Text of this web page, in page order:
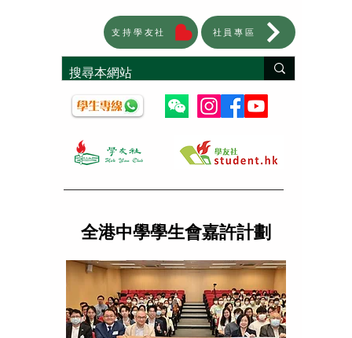
支持學友社 社員專區
全港中學學生會嘉許計劃